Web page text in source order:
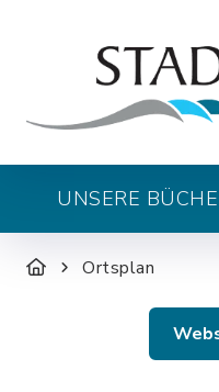
UNSERE
Ortsplan